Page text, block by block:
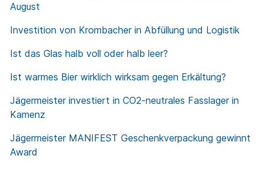
August
Investition von Krombacher in Abfüllung und Logistik
Ist das Glas halb voll oder halb leer?
Ist warmes Bier wirklich wirksam gegen Erkältung?
Jägermeister investiert in CO2-neutrales Fasslager in
Kamenz
Jägermeister MANIFEST Geschenkverpackung gewinnt
Award